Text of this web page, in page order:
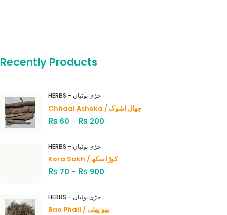
Recently Products
HERBS - جڑی بوٹیاں
Chhaal Ashoka / چھال اشوک
₨ 60 – ₨ 200
HERBS - جڑی بوٹیاں
Kora Sakh / کوڑا سکھ
₨ 70 – ₨ 900
HERBS - جڑی بوٹیاں
Bao Phali / بھو پھلی